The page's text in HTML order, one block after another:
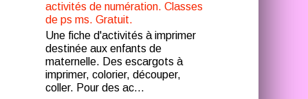
activités de numération. Classes
de ps ms. Gratuit.
Une fiche d'activités à imprimer
destinée aux enfants de
maternelle. Des escargots à
imprimer, colorier, découper,
coller. Pour des ac...